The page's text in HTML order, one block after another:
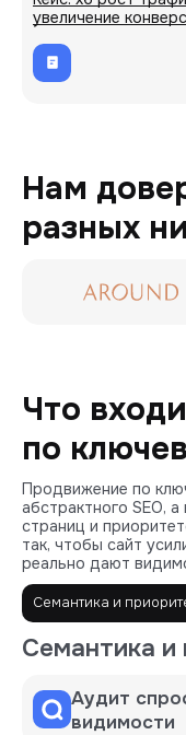
целевых B2B-
Внедрение
глубокой
увеличение
Нам
разных
Что
по
Продвижение по
абстрактного SEO,
страниц и
так, чтобы сайт
реально дают
Семантика и
Семантика и
Аудит
видимости